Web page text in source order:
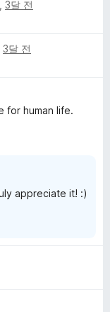
3달 전
3달 전
for human life.
appreciate it! :)